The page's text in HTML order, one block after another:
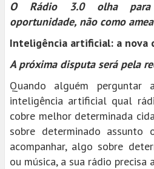
O Rádio 3.0 olha para
oportunidade, não como
Inteligência artificial: a nova
A próxima disputa será pela
Quando alguém perguntar
inteligência artificial qual
cobre melhor determinada
sobre determinado
acompanhar, algo sobre
ou música, a sua rádio precisa